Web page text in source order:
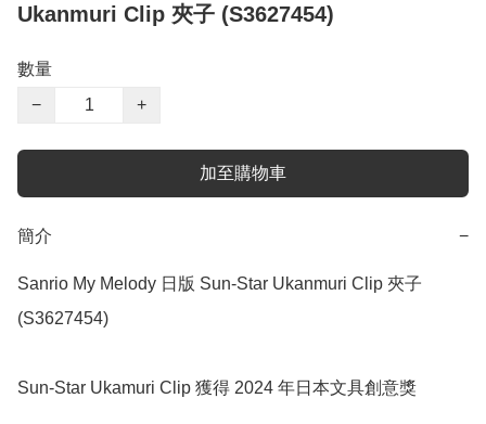
Ukanmuri Clip 夾子 (S3627454)
數量
−
+
加至購物車
簡介 −
Sanrio My Melody 日版 Sun-Star Ukanmuri Clip 夾子
(S3627454)
Sun-Star Ukamuri Clip 獲得 2024 年日本文具創意獎